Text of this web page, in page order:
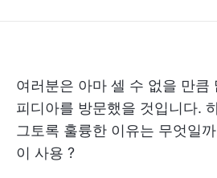
여러분은 아마 셀 수 없을 만큼
피디아를 방문했을 것입니다.
그토록 훌륭한 이유는 무엇일
이 사용 ?